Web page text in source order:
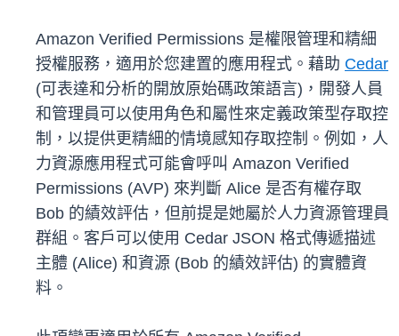
Amazon Verified Permissions 是權限管理和精細
授權服務，適用於您建置的應用程式。藉助 Cedar
(可表達和分析的開放原始碼政策語言)，開發人員
和管理員可以使用角色和屬性來定義政策型存取控
制，以提供更精細的情境感知存取控制。例如，人
力資源應用程式可能會呼叫 Amazon Verified
Permissions (AVP) 來判斷 Alice 是否有權存取
Bob 的績效評估，但前提是她屬於人力資源管理員
群組。客戶可以使用 Cedar JSON 格式傳遞描述
主體 (Alice) 和資源 (Bob 的績效評估) 的實體資
料。